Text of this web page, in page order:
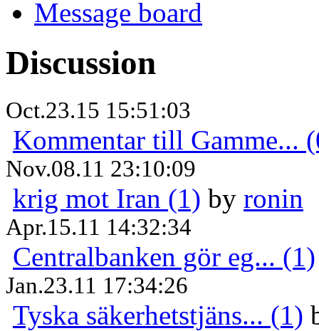
Message board
Discussion
Oct.23.15 15:51:03
Kommentar till Gamme...
Nov.08.11 23:10:09
krig mot Iran (1) by ronin
Apr.15.11 14:32:34
Centralbanken gör eg... (1)
Jan.23.11 17:34:26
Tyska säkerhetstjäns... (1)